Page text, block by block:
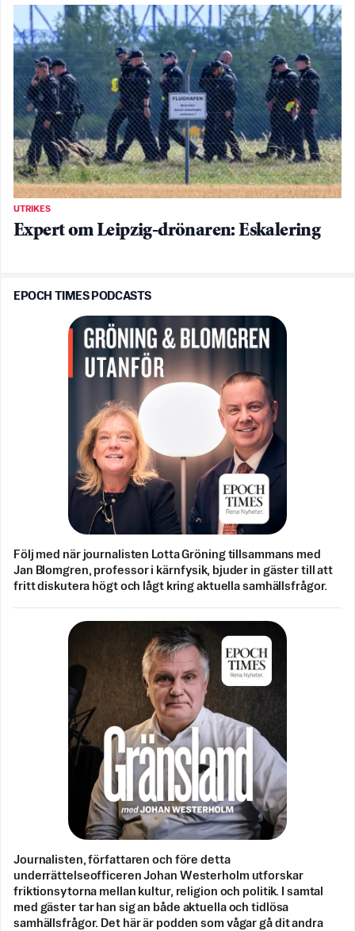
UTRIKES
Expert om Leipzig-drönaren: Eskalering
EPOCH TIMES PODCASTS
Följ med när journalisten Lotta Gröning tillsammans med
Jan Blomgren, professor i kärnfysik, bjuder in gäster till att
fritt diskutera högt och lågt kring aktuella samhällsfrågor.
Journalisten, författaren och före detta
underrättelseofficeren Johan Westerholm utforskar
friktionsytorna mellan kultur, religion och politik. I samtal
med gäster tar han sig an både aktuella och tidlösa
samhällsfrågor. Det här är podden som vågar gå dit andra